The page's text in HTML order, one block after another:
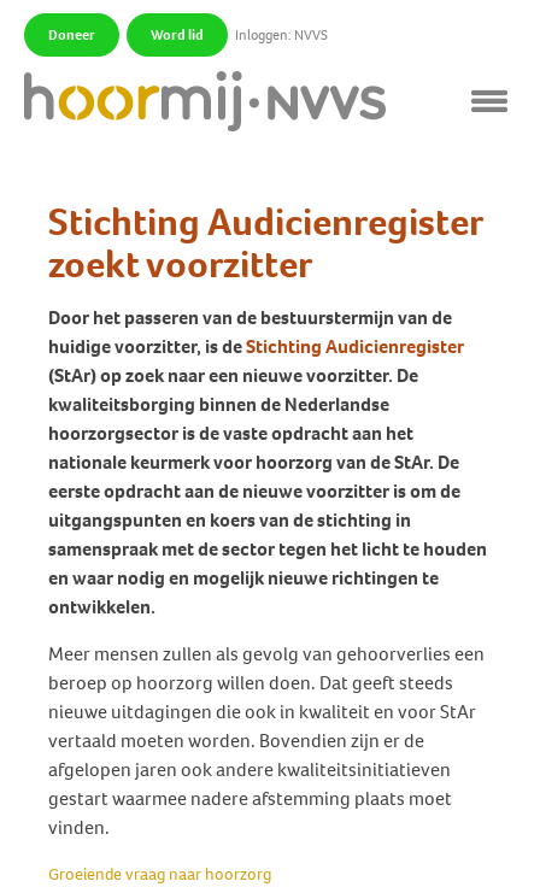
Doneer Word lid Inloggen: NVVS
Stichting Audicienregister
zoekt voorzitter
Door het passeren van de bestuurstermijn van de
huidige voorzitter, is deStichting Audicienregister
(StAr) op zoek naar een nieuwe voorzitter. De
kwaliteitsborging binnen de Nederlandse
hoorzorgsector is de vaste opdracht aan het
nationale keurmerk voor hoorzorg van de StAr. De
eerste opdracht aan de nieuwe voorzitter is om de
uitgangspunten en koers van de stichting in
samenspraak met de sector tegen het licht te houden
en waar nodig en mogelijk nieuwe richtingen te
ontwikkelen.
Meer mensen zullen als gevolg van gehoorverlies een
beroep op hoorzorg willen doen. Dat geeft steeds
nieuwe uitdagingen die ook in kwaliteit en voor StAr
vertaald moeten worden. Bovendien zijn er de
afgelopen jaren ook andere kwaliteitsinitiatieven
gestart waarmee nadere afstemming plaats moet
vinden.
Groeiende vraag naar hoorzorg